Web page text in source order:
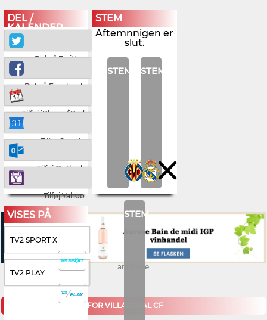
DEL /
KALENDER
Del på Twitter
Del på Facebook
Tilføj iPhone/iPad
Tilføj Google
Tilføj Outlook
Tilføj Yahoo
STEM
Aftemnnigen er
slut.
STEM STEM
STEM
VISES PÅ
TV2 SPORT X
TV2 PLAY
annonce
KOMMENDE KAMPE FOR VILLARREAL CF